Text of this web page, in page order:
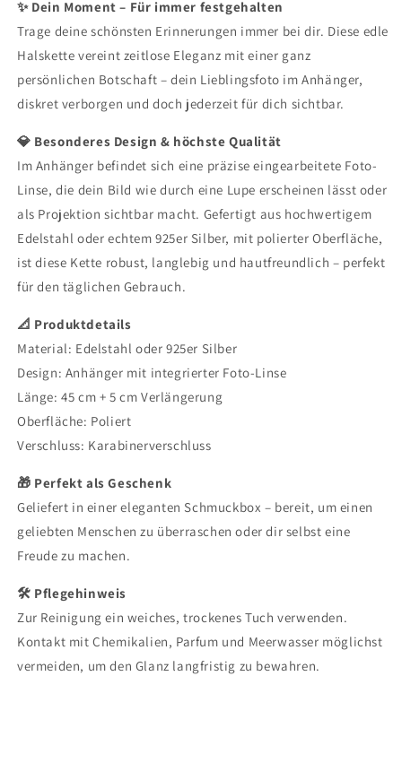
✨ Dein Moment – Für immer festgehalten
Trage deine schönsten Erinnerungen immer bei dir. Diese edle
Halskette vereint zeitlose Eleganz mit einer ganz
persönlichen Botschaft – dein Lieblingsfoto im Anhänger,
diskret verborgen und doch jederzeit für dich sichtbar.
💎 Besonderes Design & höchste Qualität
Im Anhänger befindet sich eine präzise eingearbeitete Foto-
Linse, die dein Bild wie durch eine Lupe erscheinen lässt oder
als Projektion sichtbar macht. Gefertigt aus hochwertigem
Edelstahl oder echtem 925er Silber, mit polierter Oberfläche,
ist diese Kette robust, langlebig und hautfreundlich – perfekt
für den täglichen Gebrauch.
📐 Produktdetails
Material: Edelstahl oder 925er Silber
Design: Anhänger mit integrierter Foto-Linse
Länge: 45 cm + 5 cm Verlängerung
Oberfläche: Poliert
Verschluss: Karabinerverschluss
🎁 Perfekt als Geschenk
Geliefert in einer eleganten Schmuckbox – bereit, um einen
geliebten Menschen zu überraschen oder dir selbst eine
Freude zu machen.
🛠 Pflegehinweis
Zur Reinigung ein weiches, trockenes Tuch verwenden.
Kontakt mit Chemikalien, Parfum und Meerwasser möglichst
vermeiden, um den Glanz langfristig zu bewahren.